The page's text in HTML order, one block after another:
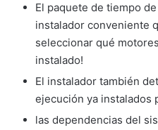
El paquete de tiempo
instalador conveniente
seleccionar qué
instalado!
El instalador también
ejecución ya instalados
las dependencias del